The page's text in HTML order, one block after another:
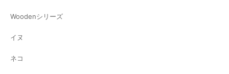
Woodenシリーズ
イヌ
ネコ